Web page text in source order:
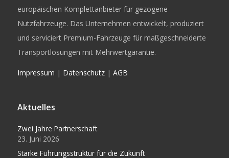
europäischen Komplettanbieter für gezogene
Nutzfahrzeuge. Das Unternehmen entwickelt, produziert
und serviciert Premium-Fahrzeuge für maßgeschneiderte
Transportlösungen mit Mehrwertgarantie.
Impressum | Datenschutz| AGB
Aktuelles
Zwei Jahre Partnerschaft
23. Juni 2026
Starke Führungsstruktur für die Zukunft